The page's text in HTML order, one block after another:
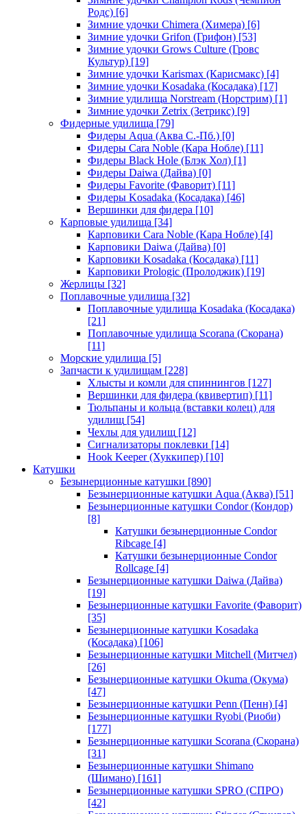
Родс) [6]
Зимние удочки Chimera (Химера) [6]
Зимние удочки Grifon (Грифон) [53]
Зимние удочки Grows Culture (Гровс
Культур) [19]
Зимние удочки Karismax (Карисмакс) [4]
Зимние удочки Kosadaka (Косадака) [17]
Зимние удилища Norstream (Норстрим) [1]
Зимние удочки Zetrix (Зетрикс) [9]
Фидерные удилища [79]
Фидеры Aqua (Аква С.-Пб.) [0]
Фидеры Cara Noble (Кара Нобле) [11]
Фидеры Black Hole (Блэк Хол) [1]
Фидеры Daiwa (Дайва) [0]
Фидеры Favorite (Фаворит) [11]
Фидеры Kosadaka (Косадака) [46]
Вершинки для фидера [10]
Карповые удилища [34]
Карповики Cara Noble (Кара Нобле) [4]
Карповики Daiwa (Дайва) [0]
Карповики Kosadaka (Косадака) [11]
Карповики Prologic (Пролоджик) [19]
Жерлицы [32]
Поплавочные удилища [32]
Поплавочные удилища Kosadaka (Косадака)
[21]
Поплавочные удилища Scorana (Скорана)
[11]
Морские удилища [5]
Запчасти к удилищам [228]
Хлысты и комли для спиннингов [127]
Вершинки для фидера (квивертип) [11]
Тюльпаны и кольца (вставки колец) для
удилищ [54]
Чехлы для удилищ [12]
Сигнализаторы поклевки [14]
Hook Keeper (Хуккипер) [10]
Катушки
Безынерционные катушки [890]
Безынерционные катушки Aqua (Аква) [51]
Безынерционные катушки Condor (Кондор)
[8]
Катушки безынерционные Condor
Ribcage [4]
Катушки безынерционные Condor
Rollcage [4]
Безынерционные катушки Daiwa (Дайва)
[19]
Безынерционные катушки Favorite (Фаворит)
[35]
Безынерционные катушки Kosadaka
(Косадака) [106]
Безынерционные катушки Mitchell (Митчел)
[26]
Безынерционные катушки Okuma (Окума)
[47]
Безынерционные катушки Penn (Пенн) [4]
Безынерционные катушки Ryobi (Риоби)
[177]
Безынерционные катушки Scorana (Скорана)
[31]
Безынерционные катушки Shimano
(Шимано) [161]
Безынерционные катушки SPRO (СПРО)
[42]